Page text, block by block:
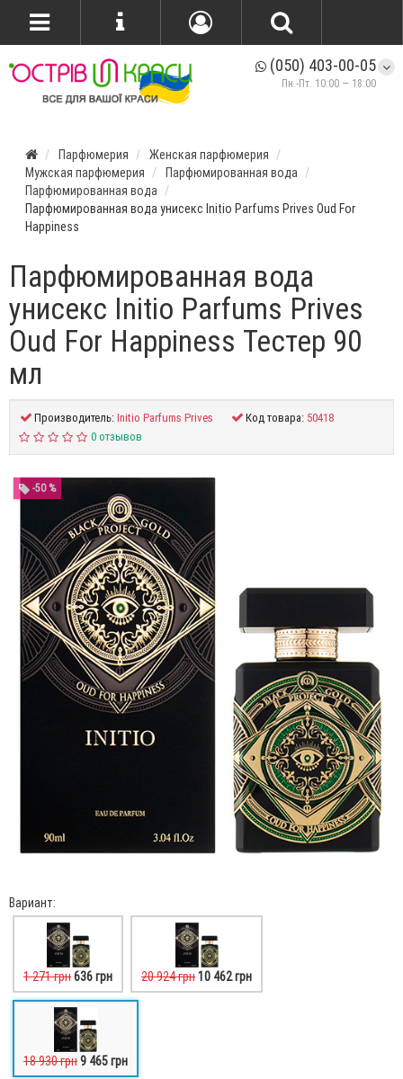
(050) 403-00-05
Пн.-Пт. 10:00 — 18:00
Парфюмерия
Женская парфюмерия
Мужская парфюмерия
Парфюмированная вода
Парфюмированная вода
Парфюмированная вода унисекс Initio Parfums Prives Oud For
Happiness
Парфюмированная вода
унисекс Initio Parfums Prives
Oud For Happiness Тестер 90
мл
Производитель:Initio Parfums Prives Код товара: 50418
0 отзывов
-50 %
Вариант:
1 271 грн636 грн 20 924 грн10 462 грн
18 930 грн9 465 грн